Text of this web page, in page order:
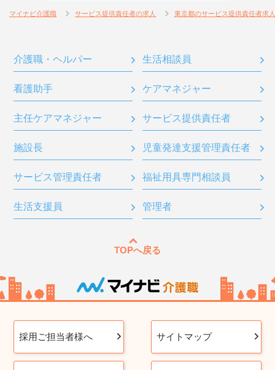
マイナビ介護職 サービス提供責任者の求人 東京都のサービス提供責任者求人
介護職・ヘルパー 生活相談員
看護助手 ケアマネジャー
主任ケアマネジャー サービス提供責任者
施設長 児童発達支援管理責任者
サービス管理責任者 福祉用具専門相談員
生活支援員 管理者
TOPへ戻る
採用ご担当者様へ サイトマップ